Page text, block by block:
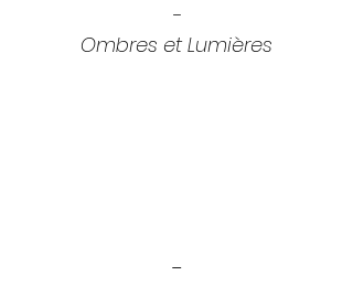
-
Ombres et Lumières
-